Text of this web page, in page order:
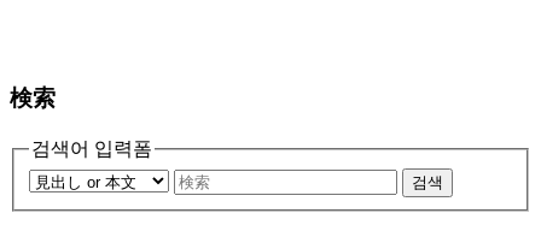
検索
검색어 입력폼
검색